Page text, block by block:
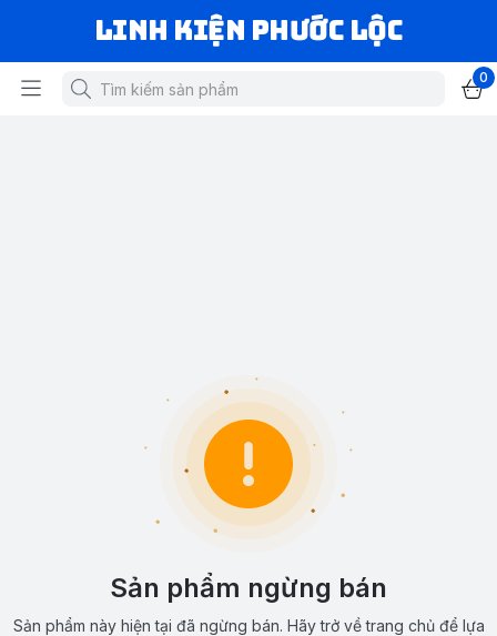
LINH KIỆN PHƯỚC LỘC
0
Sản phẩm ngừng bán
Sản phẩm này hiện tại đã ngừng bán. Hãy trở về trang chủ để lựa